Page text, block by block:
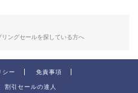
ングセールを探している方へ
シー 免責事項
引セールの達人